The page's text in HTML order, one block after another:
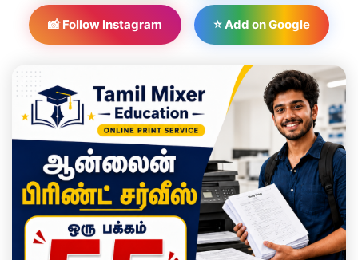
📸 Follow Instagram ⭐ Add on Google